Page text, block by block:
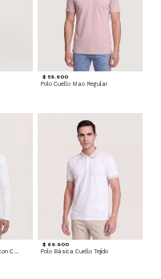
$ 59.900
Polo Cuello Mao Regular
Camiseta Manga Larga con Cuello Henley
$ 69.900
Polo Básica Cuello Tejido